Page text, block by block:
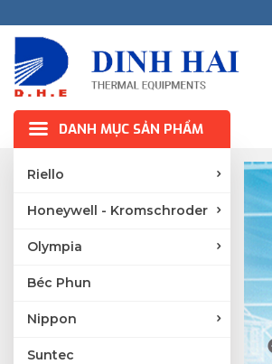
DANH MỤC SẢN PHẨM
Riello
Honeywell - Kromschroder
Olympia
Béc Phun
Nippon
Suntec